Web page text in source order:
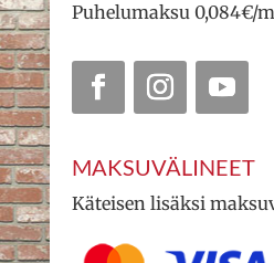
Puhelumaksu 0,084€/
MAKSUVÄLINEET
Käteisen lisäksi